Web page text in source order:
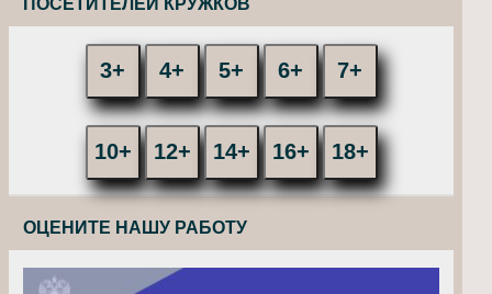
3+ 4+ 5+ 6+ 7+
10+ 12+ 14+ 16+ 18+
ОЦЕНИТЕ НАШУ РАБОТУ